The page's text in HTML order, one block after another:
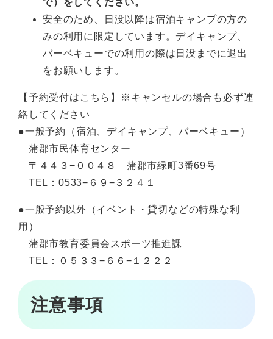
安全のため、日没以降は宿泊キャンプの方の
みの利用に限定しています。デイキャンプ、
バーベキューでの利用の際は日没までに退出
をお願いします。
【予約受付はこちら】※キャンセルの場合も必ず連
絡してください
●一般予約（宿泊、デイキャンプ、バーベキュー）
蒲郡市民体育センター
〒４４３−００４８ 蒲郡市緑町3番69号
TEL：0533−６９−３２４１
●一般予約以外（イベント・貸切などの特殊な利
用）
蒲郡市教育委員会スポーツ推進課
TEL：０５３３−６６−１２２２
注意事項